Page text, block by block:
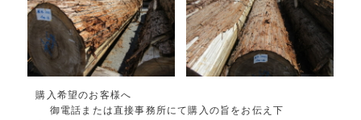
購入希望のお客様へ
御電話または直接事務所にて購入の旨をお伝え下